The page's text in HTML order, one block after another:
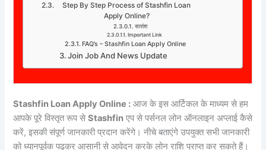
Step By Step Process of Stashfin Loan
Apply Online?
सारांश
Important Link
FAQ’s – Stashfin Loan Apply Online
Join Job And News Update
Stashfin Loan Apply Online : आज के इस आर्टिकल के माध्यम से हम
आपके पूरे विस्तृत रूप सेStashfin एप से पर्सनल लोन ऑनलाइन अप्लाई कैसे
करें, इसकी संपूर्ण जानकारी प्रदान करेंगे। नीचे बताएंगे उपयुक्त सभी जानकारी
को ध्यानपूर्वक पढ़कर आसानी से आवेदन करके लोन राशि प्राप्त कर सकते हैं।